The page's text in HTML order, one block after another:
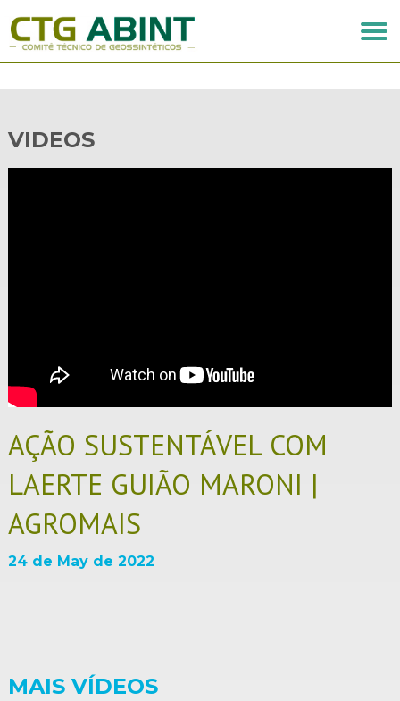
VIDEOS
AÇÃO SUSTENTÁVEL COM
LAERTE GUIÃO MARONI |
AGROMAIS
24 de May de 2022
MAIS VÍDEOS